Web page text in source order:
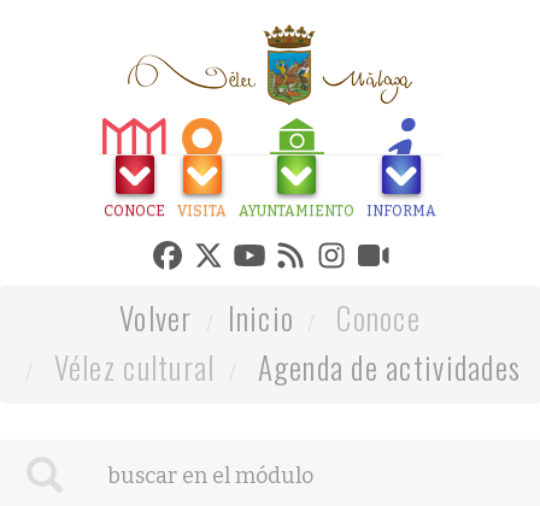
CONOCE VISITA AYUNTAMIENTO INFORMA
Volver Inicio
Conoce
Vélez cultural
Agenda de actividades